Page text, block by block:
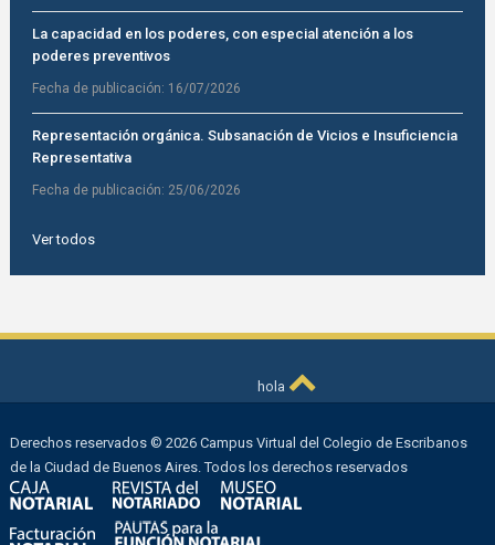
La capacidad en los poderes, con especial atención a los
poderes preventivos
Fecha de publicación: 16/07/2026
Representación orgánica. Subsanación de Vicios e Insuficiencia
Representativa
Fecha de publicación: 25/06/2026
Ver todos
hola
Derechos reservados © 2026 Campus Virtual del Colegio de Escribanos
de la Ciudad de Buenos Aires. Todos los derechos reservados